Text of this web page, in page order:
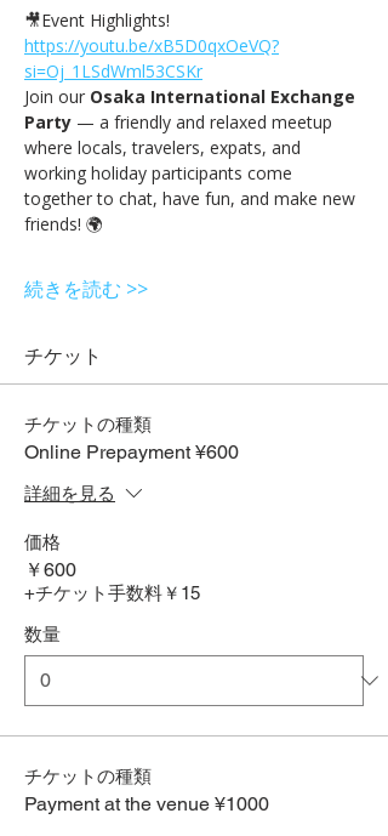
🎥Event Highlights!
https://youtu.be/xB5D0qxOeVQ?
si=Oj_1LSdWml53CSKr
Join our Osaka International Exchange
Party — a friendly and relaxed meetup
where locals, travelers, expats, and
working holiday participants come
together to chat, have fun, and make new
friends! 🌍
続きを読む >>
チケット
チケットの種類
Online Prepayment ¥600
詳細を見る
価格
￥600
+チケット手数料￥15
数量
チケットの種類
Payment at the venue ¥1000